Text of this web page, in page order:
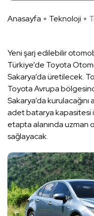
Anasayfa Teknoloji
Yeni şarj edilebilir
Türkiye’de Toyota
Sakarya’da üretilecek.
Toyota Avrupa
Sakarya’da kurulacağını
adet batarya kapasitesi
etapta alanında uzman
sağlayacak.